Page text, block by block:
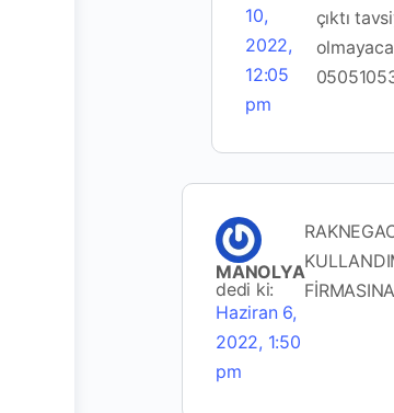
10,
2022,
12:05
pm
çıktı
MANOLYA
dedi ki:
Haziran 6,
2022, 1:50
pm